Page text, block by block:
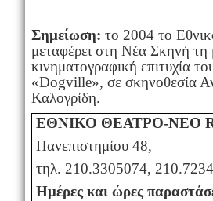
Σημείωση: το 2004 το
μεταφέρει στη Νέα Σκηνή τη
κινηματογραφική επιτυχία
«Dogville», σε σκηνοθεσία
Καλογρίδη.
ΕΘΝΙΚΟ ΘΕΑΤΡΟ-ΝΕΟ
Πανεπιστημίου 48,
τηλ. 210.3305074,
Ημέρες και ώρες